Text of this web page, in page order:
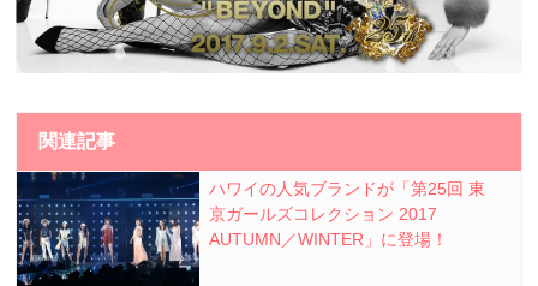
関連記事
ハワイの人気ブランドが「第25回 東
京ガールズコレクション 2017
AUTUMN／WINTER」に登場！